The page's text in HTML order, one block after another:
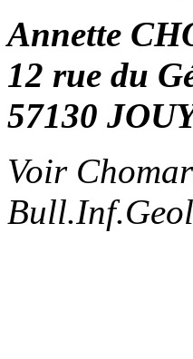
Annette
12 rue du
57130
Voir